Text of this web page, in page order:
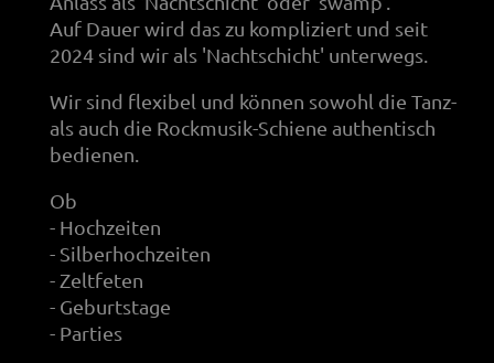
Auf Dauer wird das zu kompliziert und seit
2024 sind wir als 'Nachtschicht' unterwegs.
Wir sind flexibel und können sowohl die Tanz-
als auch die Rockmusik-Schiene authentisch
bedienen.
Ob
- Hochzeiten
- Silberhochzeiten
- Zeltfeten
- Geburtstage
- Parties